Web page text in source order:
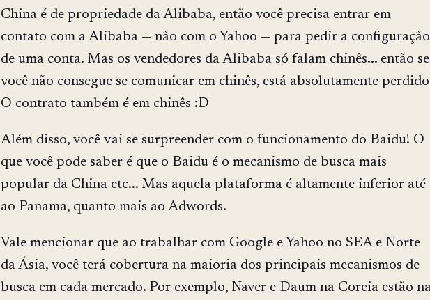
China é de propriedade da Alibaba, então você precisa entrar em
contato com a Alibaba — não com o Yahoo — para pedir a configuração
de uma conta. Mas os vendedores da Alibaba só falam chinês... então se
você não consegue se comunicar em chinês, está absolutamente
O contrato também é em chinês :D
Além disso, você vai se surpreender com o funcionamento do Baidu! O
que você pode saber é que o Baidu é o mecanismo de busca mais
popular da China etc... Mas aquela plataforma é altamente inferior até
ao Panama, quanto mais ao Adwords.
Vale mencionar que ao trabalhar com Google e Yahoo no SEA e Norte
da Ásia, você terá cobertura na maioria dos principais mecanismos de
busca em cada mercado. Por exemplo, Naver e Daum na Coreia estão